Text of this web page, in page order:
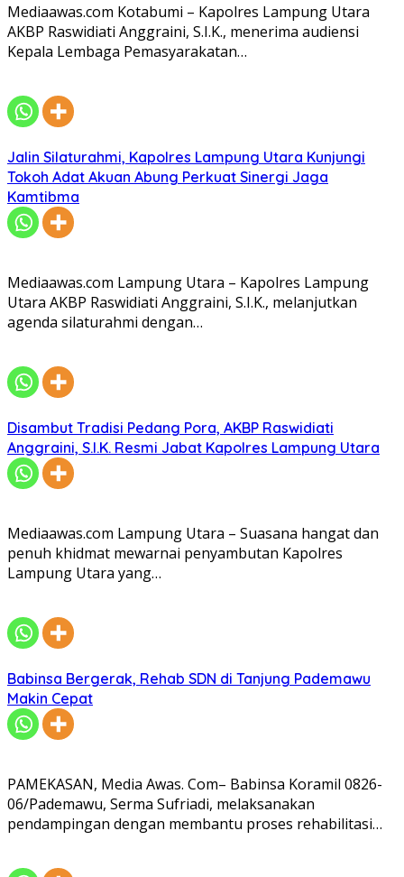
Mediaawas.com Kotabumi – Kapolres Lampung Utara
AKBP Raswidiati Anggraini, S.I.K., menerima audiensi
Kepala Lembaga Pemasyarakatan…
Jalin Silaturahmi, Kapolres Lampung Utara Kunjungi
Tokoh Adat Akuan Abung Perkuat Sinergi Jaga
Kamtibma
Mediaawas.com Lampung Utara – Kapolres Lampung
Utara AKBP Raswidiati Anggraini, S.I.K., melanjutkan
agenda silaturahmi dengan…
Disambut Tradisi Pedang Pora, AKBP Raswidiati
Anggraini, S.I.K. Resmi Jabat Kapolres Lampung Utara
Mediaawas.com Lampung Utara – Suasana hangat dan
penuh khidmat mewarnai penyambutan Kapolres
Lampung Utara yang…
Babinsa Bergerak, Rehab SDN di Tanjung Pademawu
Makin Cepat
PAMEKASAN, Media Awas. Com– Babinsa Koramil 0826-
06/Pademawu, Serma Sufriadi, melaksanakan
pendampingan dengan membantu proses rehabilitasi…